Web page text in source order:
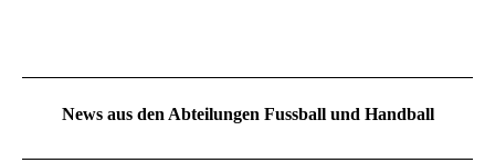
News aus den Abteilungen Fussball und Handball